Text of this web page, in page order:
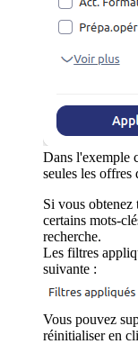
Dans l'exemple
seules les
Si vous obtenez
certains mots-
recherche.
Les filtres
suivante :
Vous pouvez
réinitialiser en